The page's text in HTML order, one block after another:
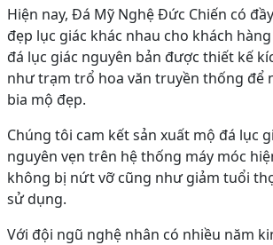
Hiện nay, Đá Mỹ Nghệ Đức Chiến có
đẹp lục giác khác nhau cho khách
đá lục giác nguyên bản được thiết kế
như trạm trổ hoa văn truyền thống để
bia mộ đẹp.
Chúng tôi cam kết sản xuất mộ đá lục
nguyên vẹn trên hệ thống máy móc
không bị nứt vỡ cũng như giảm tuổi
sử dụng.
Với đội ngũ nghệ nhân có nhiều năm